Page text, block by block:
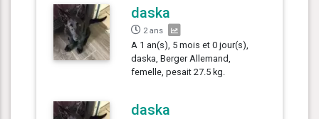
daska
2 ans
A 1 an(s), 5 mois et 0 jour(s),
daska, Berger Allemand,
femelle, pesait 27.5 kg.
daska